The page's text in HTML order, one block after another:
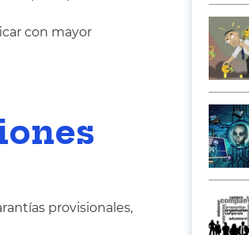
con mayor
provisionales,